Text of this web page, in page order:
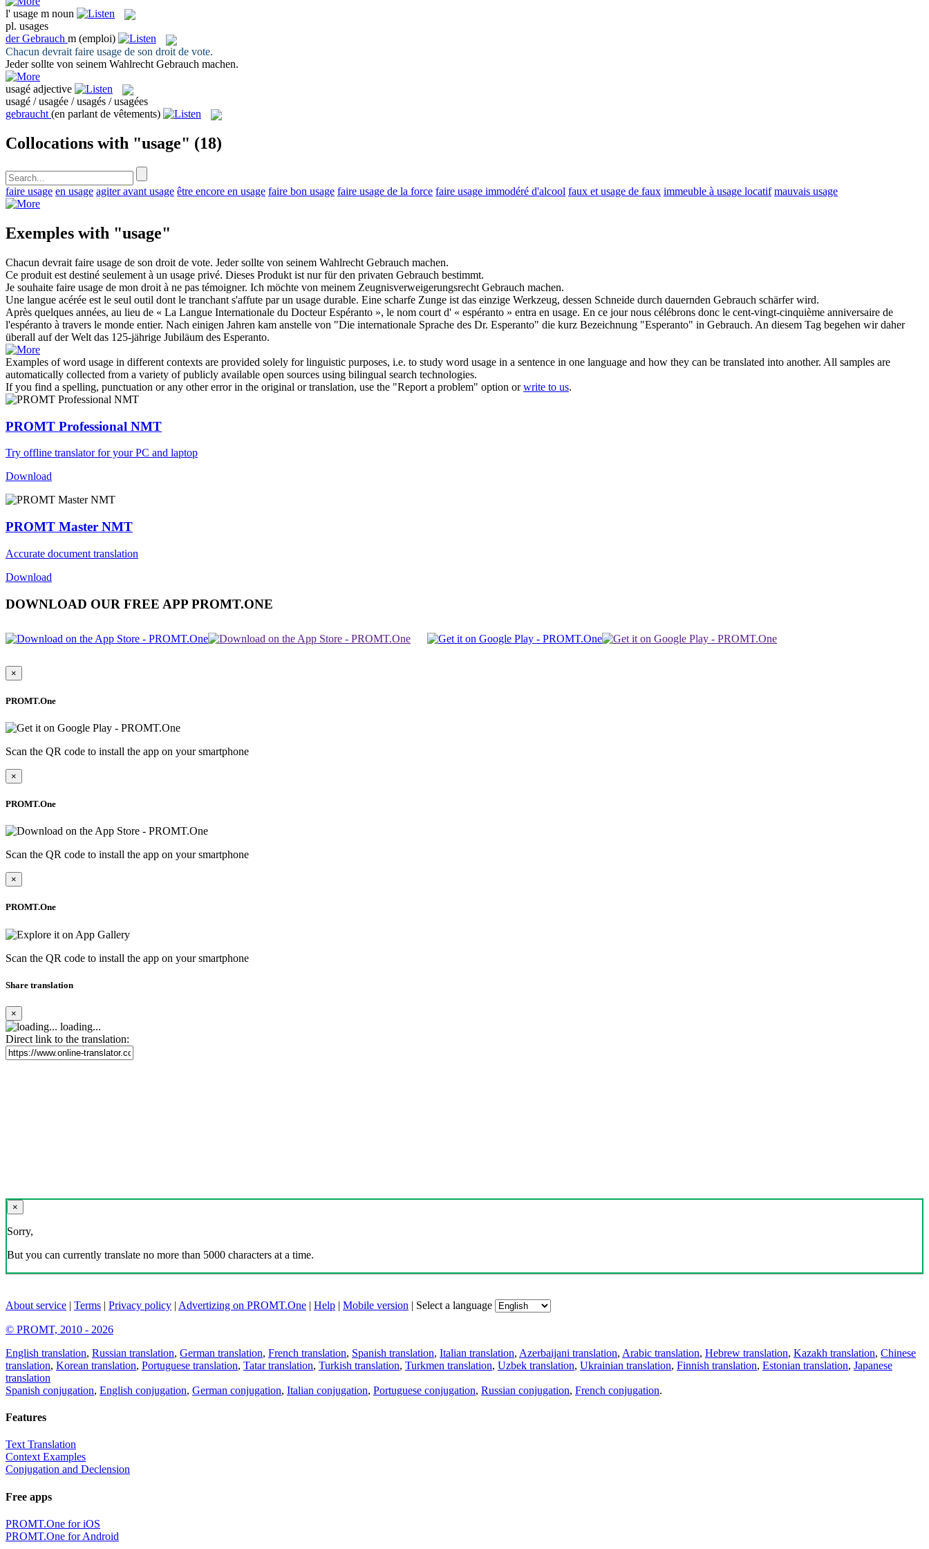
l' usage m noun
pl. usages
derGebrauch m (emploi)
Chacun devrait faire usage de son droit de vote.
Jeder sollte von seinem Wahlrecht Gebrauch machen.
usagé adjective
usagé / usagée / usagés / usagées
gebraucht (en parlant de vêtements)
Collocations with "usage" (18)
faire usage en usage agiter avant usage être encore en usage faire bon usage faire usage de la force faire usage immodéré d'alcool faux et usage de faux immeuble à usage locatif mauvais usage
Exemples with "usage"
Chacun devrait faire usage de son droit de vote. Jeder sollte von seinem Wahlrecht Gebrauch machen.
Ce produit est destiné seulement à un usage privé. Dieses Produkt ist nur für den privaten Gebrauch bestimmt.
Je souhaite faire usage de mon droit à ne pas témoigner. Ich möchte von meinem Zeugnisverweigerungsrecht Gebrauch machen.
Une langue acérée est le seul outil dont le tranchant s'affute par un usage durable. Eine scharfe Zunge ist das einzige Werkzeug, dessen Schneide durch dauernden Gebrauch schärfer wird.
Après quelques années, au lieu de « La Langue Internationale du Docteur Espéranto », le nom court d' « espéranto » entra en usage. En ce jour nous célébrons donc le cent-vingt-cinquième anniversaire de
l'espéranto à travers le monde entier. Nach einigen Jahren kam anstelle von "Die internationale Sprache des Dr. Esperanto" die kurz Bezeichnung "Esperanto" in Gebrauch. An diesem Tag begehen wir daher
überall auf der Welt das 125-jährige Jubiläum des Esperanto.
Examples of word usage in different contexts are provided solely for linguistic purposes, i.e. to study word usage in a sentence in one language and how they can be translated into another. All samples are
automatically collected from a variety of publicly available open sources using bilingual search technologies.
If you find a spelling, punctuation or any other error in the original or translation, use the "Report a problem" option orwrite to us.
PROMT Professional NMT
Try offline translator for your PC and laptop
Download
PROMT Master NMT
Accurate document translation
Download
DOWNLOAD OUR FREE APP PROMT.ONE
×
PROMT.One
Scan the QR code to install the app on your smartphone
×
PROMT.One
Scan the QR code to install the app on your smartphone
×
PROMT.One
Scan the QR code to install the app on your smartphone
Share translation
×
loading...
Direct link to the translation:
×
Sorry,
But you can currently translate no more than 5000 characters at a time.
About service | Terms | Privacy policy | Advertizing on PROMT.One | Help | Mobile version | Select a language
© PROMT, 2010 - 2026
English translation, Russian translation, German translation, French translation, Spanish translation, Italian translation, Azerbaijani translation, Arabic translation, Hebrew translation, Kazakh translation, Chinese
translation, Korean translation, Portuguese translation, Tatar translation, Turkish translation, Turkmen translation, Uzbek translation, Ukrainian translation, Finnish translation, Estonian translation, Japanese
translation
Spanish conjugation, English conjugation, German conjugation, Italian conjugation, Portuguese conjugation, Russian conjugation, French conjugation.
Features
Text Translation
Context Examples
Conjugation and Declension
Free apps
PROMT.One for iOS
PROMT.One for Android